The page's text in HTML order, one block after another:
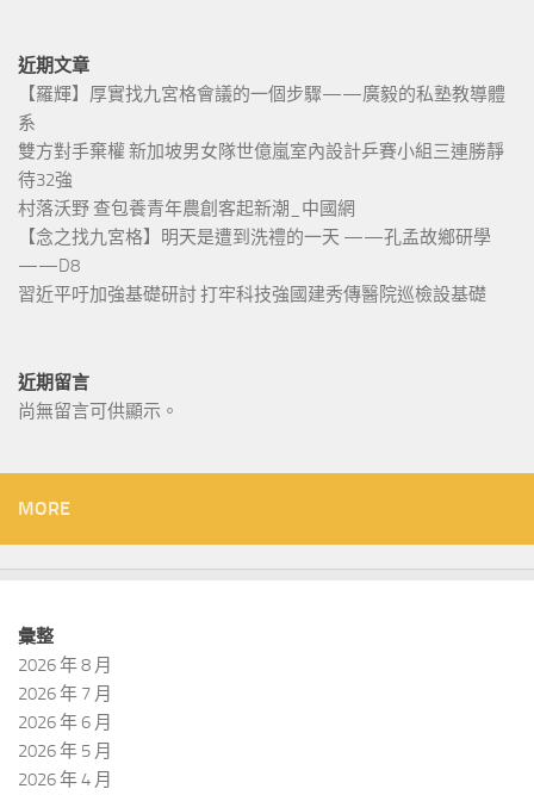
近期文章
【羅輝】厚實找九宮格會議的一個步驟——廣毅的私塾教導體
系
雙方對手棄權 新加坡男女隊世億嵐室內設計乒賽小組三連勝靜
待32強
村落沃野 查包養青年農創客起新潮_中國網
【念之找九宮格】明天是遭到洗禮的一天 ——孔孟故鄉研學
——D8
習近平吁加強基礎研討 打牢科技強國建秀傳醫院巡檢設基礎
近期留言
尚無留言可供顯示。
MORE
彙整
2026 年 8 月
2026 年 7 月
2026 年 6 月
2026 年 5 月
2026 年 4 月